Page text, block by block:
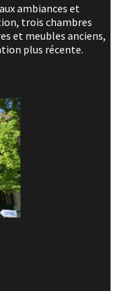
ambiances et
trois chambres
et meubles anciens,
plus récente.